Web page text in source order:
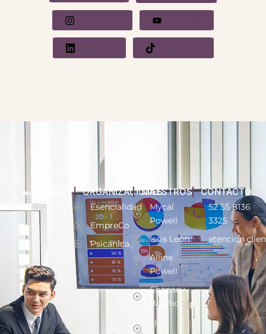
Linkedin Whatsapp
ORGANIZACIONES
Esencialidad
EmpreCo
Psicánica
MAESTROS
Mycal
Powell
Issis León
Alline
Powell
Chapaev
Bracho
Luz
CONTACTO
52 55 8136
3325